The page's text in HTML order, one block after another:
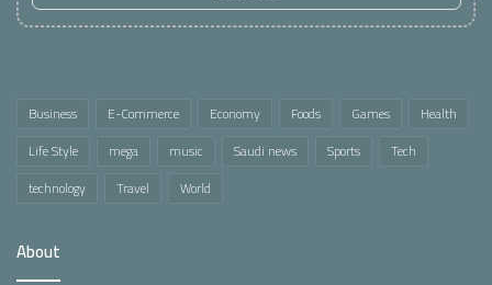
Business E-Commerce Economy Foods Games
Health
Life Style
mega music Saudi news Sports
Tech
technology
Travel World
About